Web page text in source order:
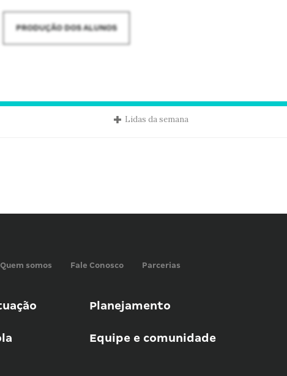
PRODUÇÃO DOS ALUNOS
Lidas da semana
Quem somos Fale Conosco Parcerias
Planejamento
Equipe e comunidade